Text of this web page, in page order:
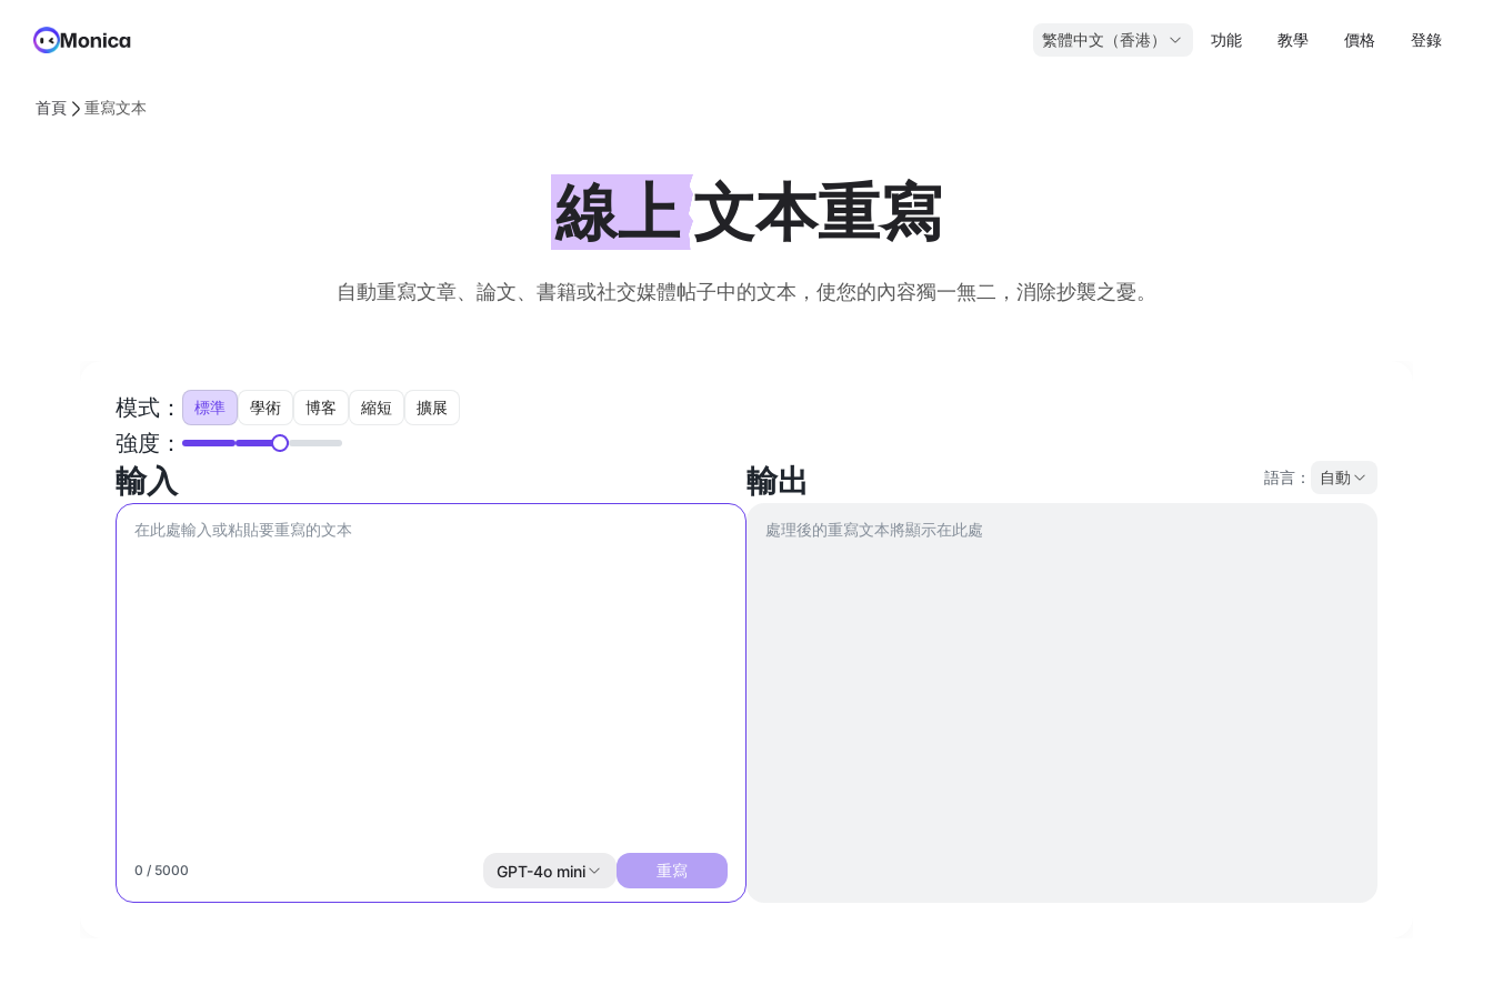
繁體中文（香港） 功能 教學 價格 登錄
首頁 重寫文本
線上文本重寫
自動重寫文章、論文、書籍或社交媒體帖子中的文本，使您的內容獨一無二，消除抄襲之憂。
模式： 標準 學術 博客 縮短 擴展
強度：
輸入
0 / 5000 GPT-4o mini 重寫
輸出 語言： 自動
處理後的重寫文本將顯示在此處